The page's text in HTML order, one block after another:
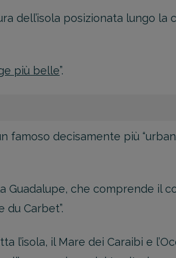
dell’isola posizionata lungo
più belle”.
famoso decisamente più
che comprende il
du Carbet”.
il Mare dei Caraibi e